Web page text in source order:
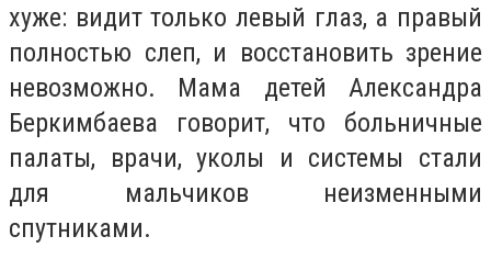
хуже: видит только левый глаз, а правый
полностью слеп, и восстановить зрение
невозможно. Мама детей Александра
Беркимбаева говорит, что больничные
палаты, врачи, уколы и системы стали
для мальчиков неизменными
спутниками.